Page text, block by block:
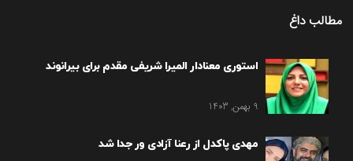
مطالب داغ
استوری معنادار المیرا شریفی مقدم برای بیرانوند
9 بهمن, 1403
مهدی پاکدل از رعنا آزادی ور جدا شد